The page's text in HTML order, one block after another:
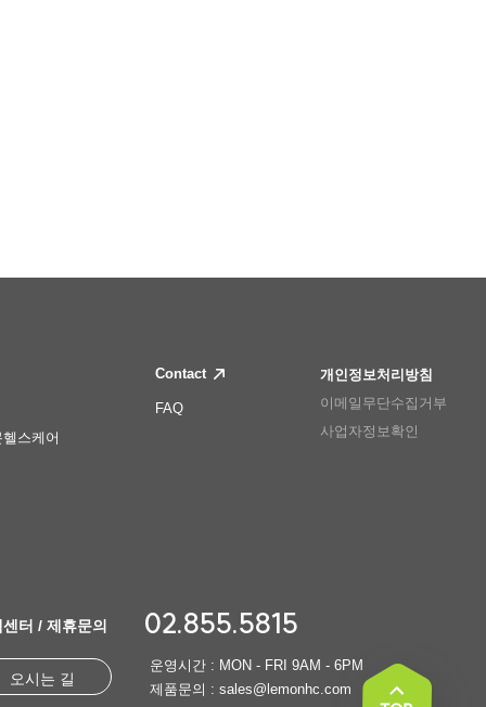
스케어
Contact
FAQ
개인정보처리방침
이메일무단수집거부
사업자정보확인
터 / 제휴문의
오시는 길
02.855.5815
운영시간 : MON - FRI 9AM - 6PM
제품문의 : sales@lemonhc.com